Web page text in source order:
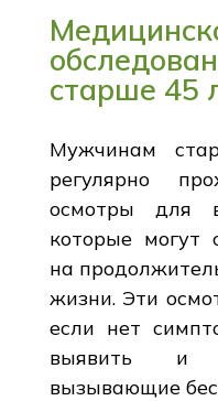
старше 45
Мужчинам
регулярно
осмотры для
которые могут
на
жизни. Эти
если нет
выявить и
вызывающие